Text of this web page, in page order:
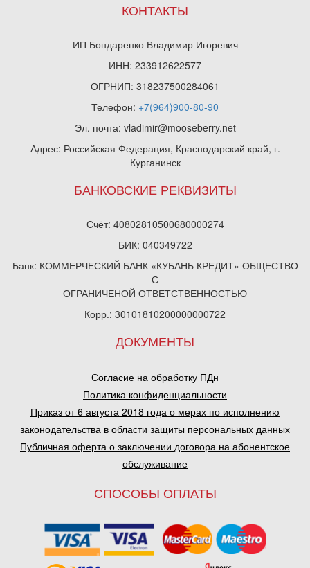
КОНТАКТЫ
ИП Бондаренко Владимир Игоревич
ИНН: 233912622577
ОГРНИП: 318237500284061
Телефон: +7(964)900-80-90
Эл. почта: vladimir@mooseberry.net
Адрес: Российская Федерация, Краснодарский край, г.
Курганинск
БАНКОВСКИЕ РЕКВИЗИТЫ
Счёт: 40802810500680000274
БИК: 040349722
Банк: КОММЕРЧЕСКИЙ БАНК «КУБАНЬ КРЕДИТ» ОБЩЕСТВО
С
ОГРАНИЧЕНОЙ ОТВЕТСТВЕННОСТЬЮ
Корр.: 30101810200000000722
ДОКУМЕНТЫ
Согласие на обработку ПДн
Политика конфиденциальности
Приказ от 6 августа 2018 года о мерах по исполнению
законодательства в области защиты персональных данных
Публичная оферта о заключении договора на абонентское
обслуживание
СПОСОБЫ ОПЛАТЫ